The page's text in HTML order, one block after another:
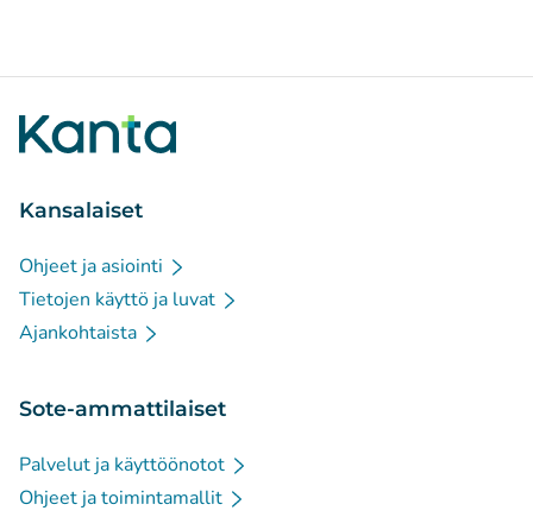
Kansalaiset
Ohjeet ja asiointi
Tietojen käyttö ja luvat
Ajankohtaista
Sote-ammattilaiset
Palvelut ja käyttöönotot
Ohjeet ja toimintamallit